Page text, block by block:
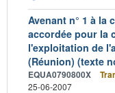
Avenant n° 1 à la
accordée pour la
l'exploitation de
(Réunion) (texte
EQUA0790800X
25-06-2007